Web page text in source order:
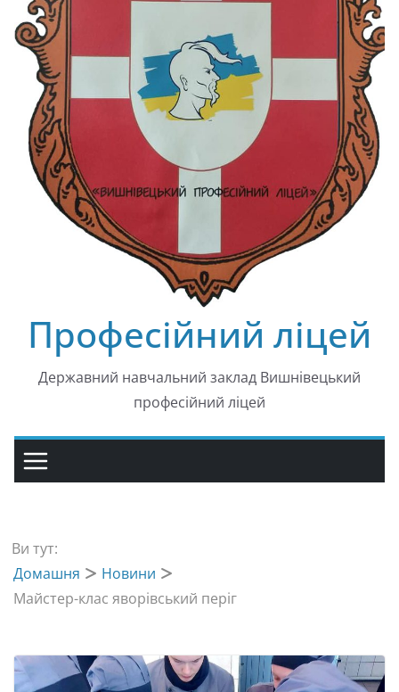
Професійний ліцей
Державний навчальний заклад Вишнівецький
професійний ліцей
Ви тут:
Домашня
Новини
Майстер-клас яворівський періг